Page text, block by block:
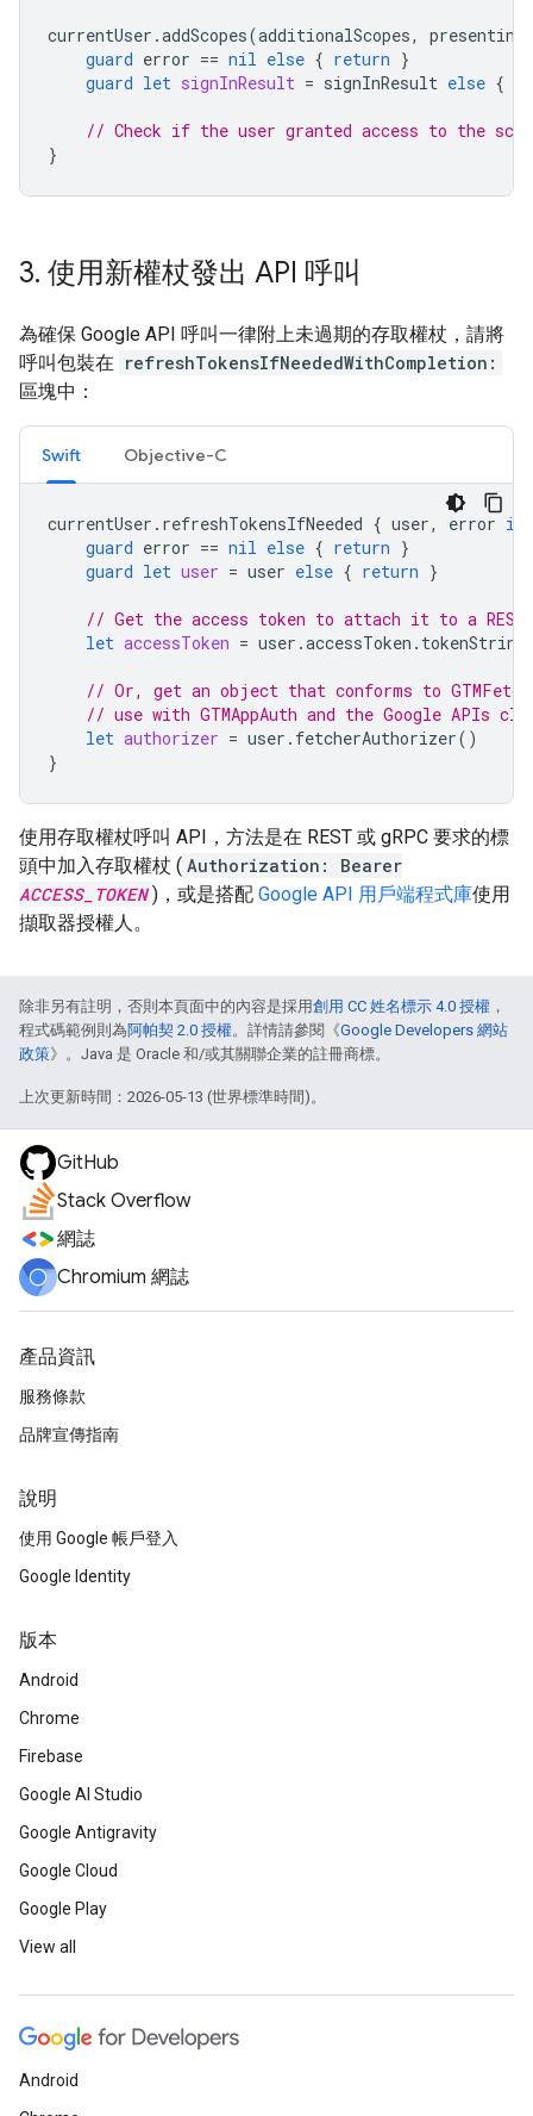
currentUser .addScopes(additionalScopes, presenting
guard error == nil else { return }
guard let signInResult = signInResult else {
// Check if the user granted access to the
}
3. 使用新權杖發出 API 呼叫
為確保 Google API 呼叫一律附上未過期的存取權杖，請將
呼叫包裝在 refreshTokensIfNeededWithCompletion:
區塊中：
Swift Objective-C
currentUser . refreshTokensIfNeeded { user, error in
guard error == nil else { return }
guard let user = user else { return }
// Get the access token to attach it to a REST
let accessToken = user .accessToken . tokenString
// Or, get an object that conforms to
// use with GTMAppAuth and the Google APIs
let authorizer = user . fetcherAuthorizer()
}
使用存取權杖呼叫 API，方法是在 REST 或 gRPC 要求的標
頭中加入存取權杖 ( Authorization: Bearer
ACCESS_TOKEN )，或是搭配 Google API 用戶端程式庫使用
擷取器授權人。
除非另有註明，否則本頁面中的內容是採用創用 CC 姓名標示 4.0 授權 ，
程式碼範例則為阿帕契 2.0 授權。詳情請參閱《Google Developers 網站
政策》。Java 是 Oracle 和/或其關聯企業的註冊商標。
上次更新時間：2026-05-13 (世界標準時間)。
GitHub
Stack Overflow
網誌
Chromium 網誌
產品資訊
服務條款
品牌宣傳指南
說明
使用 Google 帳戶登入
Google Identity
版本
Android
Chrome
Firebase
Google AI Studio
Google Antigravity
Google Cloud
Google Play
View all
Android